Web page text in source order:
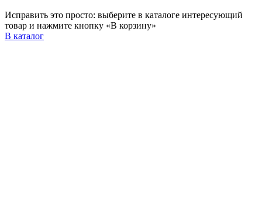
Исправить это просто: выберите в каталоге интересующий
товар и нажмите кнопку «В корзину»
В каталог